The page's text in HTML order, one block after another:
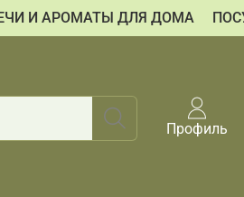
И АРОМАТЫ ДЛЯ ДОМА
Профиль